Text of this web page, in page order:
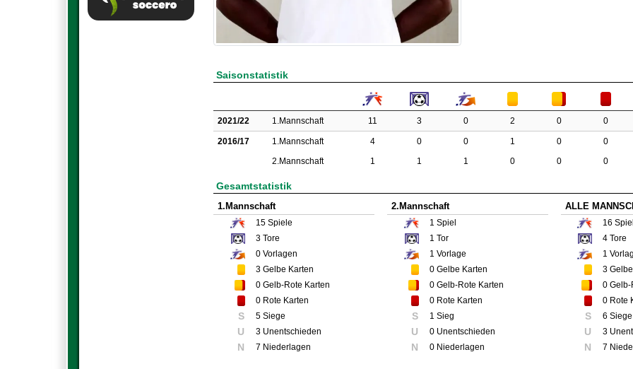
Saisonstatistik
2021/22 1.Mannschaft 11 3 0 2 0 0
2016/17 1.Mannschaft 4 0 0 1 0 0
2.Mannschaft
1 1 1 0 0 0
Gesamtstatistik
1.Mannschaft
15 Spiele
3 Tore
0 Vorlagen
3 Gelbe Karten
0 Gelb-Rote Karten
0 Rote Karten
S 5 Siege
U 3 Unentschieden
N 7 Niederlagen
2.Mannschaft
1 Spiel
1 Tor
1 Vorlage
0 Gelbe Karten
0 Gelb-Rote Karten
0 Rote Karten
S 1 Sieg
U 0 Unentschieden
N 0 Niederlagen
ALLE
16
4 Tore
1
3
0 Gelb-
0 Rote
S 6 Siege
U 3
N 7